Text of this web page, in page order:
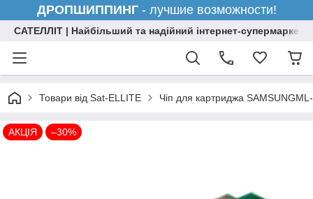
ДРОПШИППИНГ- лучшие возможности!
САТЕЛЛІТ | Найбільший та надійний інтернет-супермаркет
Товари від Sat-ELLITE Чіп для картриджа
АКЦІЯ –30%